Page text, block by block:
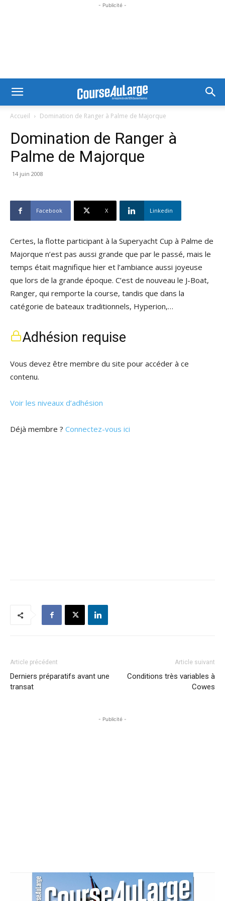
- Publicité -
Accueil Domination de Ranger à Palme de Majorque
Domination de Ranger à
Palme de Majorque
14 juin 2008
Facebook X Linkedin
Certes, la flotte participant à la Superyacht Cup à Palme de
Majorque n’est pas aussi grande que par le passé, mais le
temps était magnifique hier et l’ambiance aussi joyeuse
que lors de la grande époque. C’est de nouveau le J-Boat,
Ranger, qui remporte la course, tandis que dans la
catégorie de bateaux traditionnels, Hyperion,…
Adhésion requise
Vous devez être membre du site pour accéder à ce
contenu.
Voir les niveaux d’adhésion
Déjà membre ? Connectez-vous ici
Article précédent
Derniers préparatifs avant une
transat
Article suivant
Conditions très variables à
Cowes
- Publicité -